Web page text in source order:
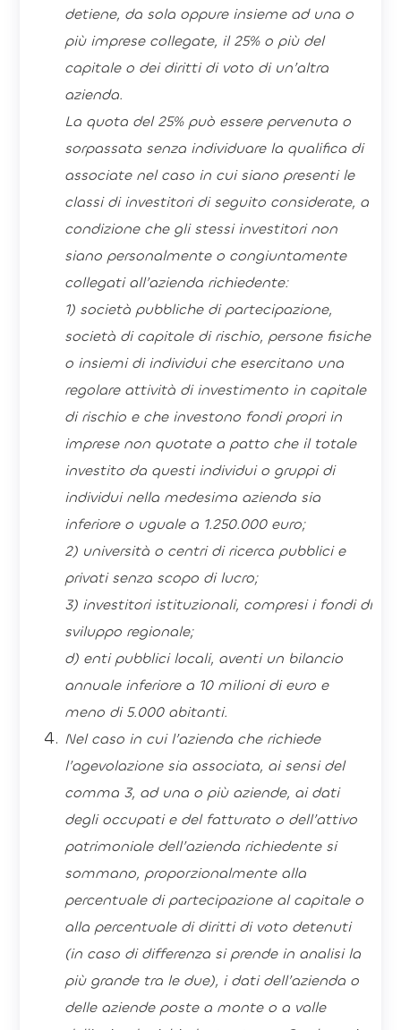
detiene, da sola oppure insieme ad una o
più imprese collegate, il 25% o più del
capitale o dei diritti di voto di un’altra
azienda.
La quota del 25% può essere pervenuta o
sorpassata senza individuare la qualifica di
associate nel caso in cui siano presenti le
classi di investitori di seguito considerate, a
condizione che gli stessi investitori non
siano personalmente o congiuntamente
collegati all’azienda richiedente:
1) società pubbliche di partecipazione,
società di capitale di rischio, persone fisiche
o insiemi di individui che esercitano una
regolare attività di investimento in capitale
di rischio e che investono fondi propri in
imprese non quotate a patto che il totale
investito da questi individui o gruppi di
individui nella medesima azienda sia
inferiore o uguale a 1.250.000 euro;
2) università o centri di ricerca pubblici e
privati senza scopo di lucro;
3) investitori istituzionali, compresi i fondi di
sviluppo regionale;
d) enti pubblici locali, aventi un bilancio
annuale inferiore a 10 milioni di euro e
meno di 5.000 abitanti.
Nel caso in cui l’azienda che richiede
l’agevolazione sia associata, ai sensi del
comma 3, ad una o più aziende, ai dati
degli occupati e del fatturato o dell’attivo
patrimoniale dell’azienda richiedente si
sommano, proporzionalmente alla
percentuale di partecipazione al capitale o
alla percentuale di diritti di voto detenuti
(in caso di differenza si prende in analisi la
più grande tra le due), i dati dell’azienda o
delle aziende poste a monte o a valle